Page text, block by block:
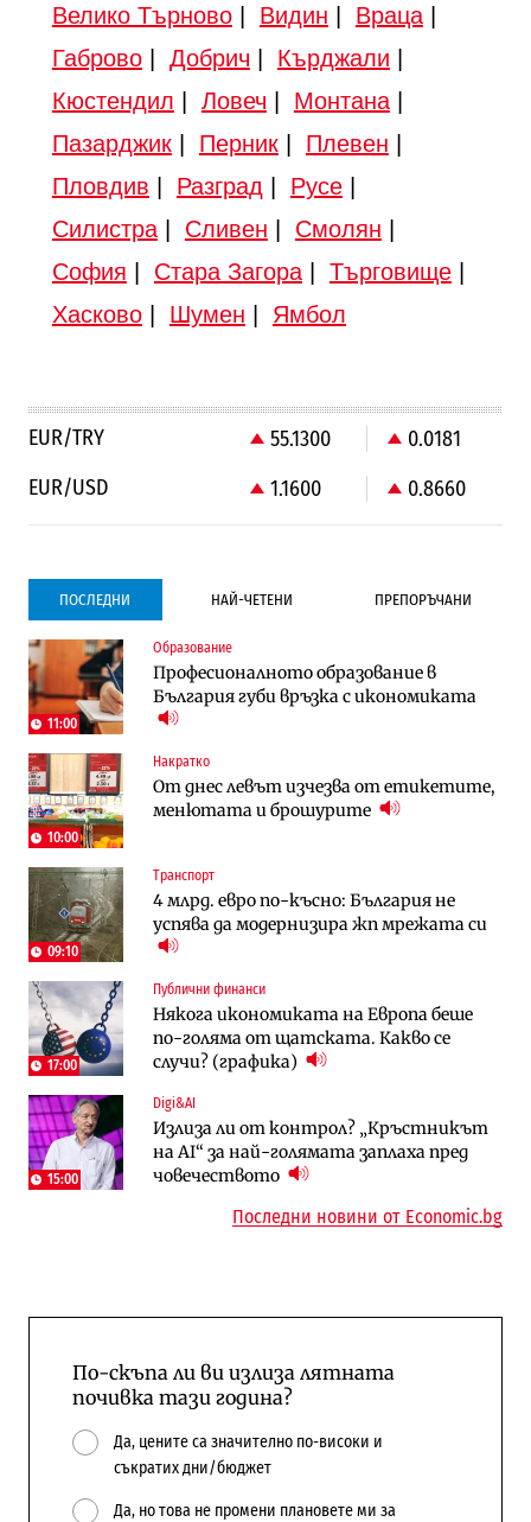
Велико Търново| Видин Враца|
Габрово| Добрич Кърджали
Кюстендил
Ловеч Монтана|
Пазарджик| Перник| Плевен
Пловдив
Разград Русе|
Силистра| Сливен Смолян
София
Стара Загора| Търговище|
Хасково| Шумен Ямбол
EUR/TRY 55.1300
0.0181
EUR/USD
1.1600 0.8660
ПОСЛЕДНИ НАЙ-ЧЕТЕНИ ПРЕПОРЪЧАНИ
11:00
Образование
Професионалното образование в
България губи връзка с икономиката
10:00
Накратко
От днес левът изчезва от етикетите,
менютата и брошурите
09:10
Транспорт
4 млрд. евро по-късно: България не
успява да модернизира жп мрежата си
17:00
Публични финанси
Някога икономиката на Европа беше
по-голяма от щатската. Какво се
случи? (графика)
15:00
Digi&AI
Излиза ли от контрол? „Кръстникът
на AI“ за най-голямата заплаха пред
човечеството
Градоустройство
Столична община избра изпълнител за
преместването на трамвайното
трасе по бул. „Скобелев“
Компании
Vivacom предлага над 150 устройства с
90% отстъпка през август
Компании
„Ендуросат“ ще строи огромен
космически и отбранителен център в
Доброславци
Енергетика
Държавният ТЕЦ „Марица изток 2“
работи с 5 блока
Енергетика
АЕЦ „Козлодуй“ ще работи само още
няколко седмици, ако сушата продължи
Компании
Vivacom предлага над 150 устройства с
90% отстъпка през август
Градоустройство
Столична община избра изпълнител за
преместването на трамвайното
Енергетика
Държавният ТЕЦ „Марица изток 2“
работи с 5 блока
Компании
„Ендуросат“ ще строи огромен
космически и отбранителен център в
Доброславци
Регулации
Лекарствата за редки болести
попадат в капан на обществените
поръчки?
Последни новини от Economic.bg
По-скъпа ли ви излиза лятната
почивка тази година?
Да, цените са значително по-високи и
съкратих дни/бюджет
Да, но това не промени плановете ми за